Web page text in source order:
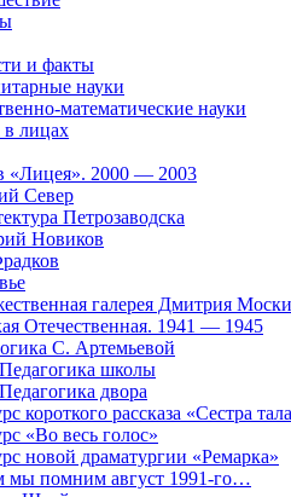
и факты
науки
математические науки
в лицах
«Лицея». 2000 — 2003
Север
Петрозаводска
Новиков
галерея Дмитрия
Отечественная. 1941 — 1945
С. Артемьевой
Педагогика школы
Педагогика двора
короткого рассказа «Сестра
«Во весь голос»
новой драматургии «Ремарка»
мы помним август 1991-го…